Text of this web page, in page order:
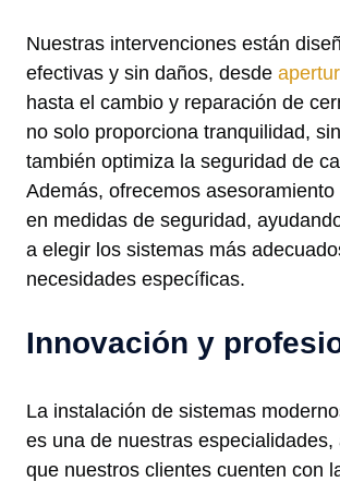
Nuestras intervenciones están
efectivas y sin daños, desde
hasta el cambio y reparación de
no solo proporciona tranquilidad,
también optimiza la seguridad de
Además, ofrecemos
en medidas de seguridad,
a elegir los sistemas más
necesidades específicas.
Innovación y
La instalación de sistemas
es una de nuestras especialidades,
que nuestros clientes cuenten con